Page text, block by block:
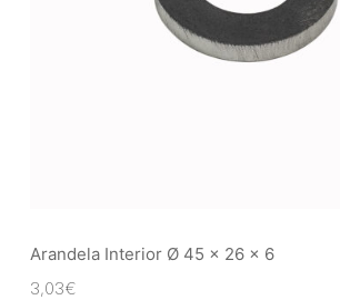
Arandela Interior Ø 45 x 26 x 6
3,03€